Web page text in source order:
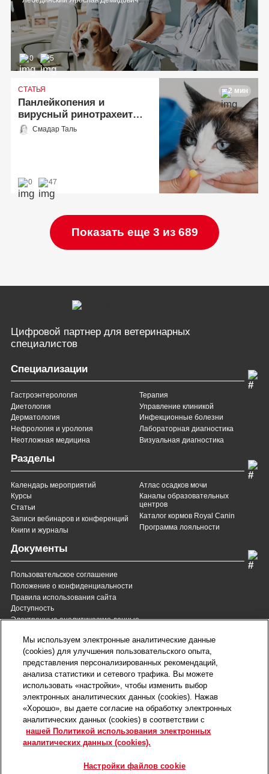
0 5
2 мин
СТАТЬЯ
Панлейкопения и
вирусный ринотрахеит
кошек. Статья из книги
«Неонатология и
Смадар Таль
0 47
Показать еще 3 из 689
Цифровой партнер для ветеринарных
специалистов
Специализации
Гастроэнтерология
Диетология
Дерматология
Нефрология и урология
Неотложная медицина
Терапия
Управление клиникой
Инфекционные болезни
Лабораторная диагностика
Визуальная диагностика
Разделы
Календарь мероприятий
Курсы
Статьи
Записи вебинаров и конференций
Книги и журналы
Атлас осадков мочи
Каналы образовательных
центров
Каталог кормов Royal Canin
Программа лояльности
Документы
Пользовательское соглашение
Положение о конфиденциальности
Правила использования сайта
Доступность
Электронные аналитические данные
8 (800) 200-37-35
Служба Заботы для России
звонок бесплатный для
всех регионов России
8 (820) 007-137-35
Служба Заботы для
Республики Беларусь
contact@royalcanin.ru
Карта сайта
Настройки файлов cookie
Входит в группу компаний Mars, Incorporated.
Мы используем электронные аналитические данные
(cookies) для улучшения пользовательского опыта,
представления персонализированных рекомендаций,
анализа статистики и сетевого трафика. Вы можете
использовать «настройки», чтобы изменить выбор
электронных аналитических данных (cookies). Нажав
«Хорошо», вы даете согласие на обработку электронных
аналитических данных (cookies) в соответствии с
нашей Политикой использования электронных
аналитических данных (cookies).
Настройки файлов cookie